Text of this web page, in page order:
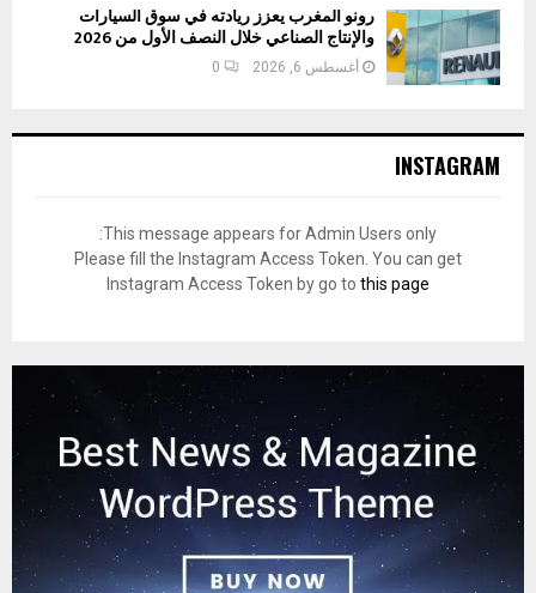
رونو المغرب يعزز ريادته في سوق السيارات
والإنتاج الصناعي خلال النصف الأول من 2026
أغسطس 6, 2026 0
INSTAGRAM
This message appears for Admin Users only:
Please fill the Instagram Access Token. You can get
Instagram Access Token by go to this page